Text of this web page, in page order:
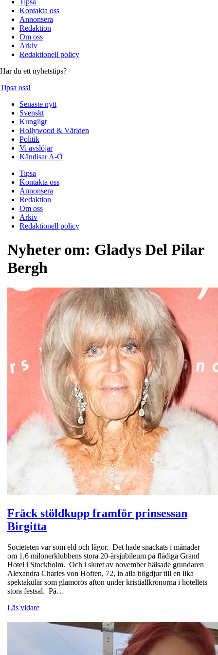
Tipsa
Kontakta oss
Annonsera
Redaktion
Om oss
Arkiv
Redaktionell policy
Har du ett nyhetstips?
Tipsa oss!
Senaste nytt
Svenskt
Kungligt
Hollywood & Världen
Politik
Vi avslöjar
Kändisar A-Ö
Tipsa
Kontakta oss
Annonsera
Redaktion
Om oss
Arkiv
Redaktionell policy
Nyheter om: Gladys Del Pilar
Bergh
Fräck stöldkupp framför prinsessan
Birgitta
Societeten var som eld och lågor. Det hade snackats i månader
om 1,6 milonerklubbens stora 20-årsjubileum på flådiga Grand
Hotel i Stockholm. Och i slutet av november hälsade grundaren
Alexandra Charles von Hoften, 72, in alla högdjur till en lika
spektakulär som glamorös afton under kristiallkronorna i hotellets
stora festsal. På…
Läs vidare